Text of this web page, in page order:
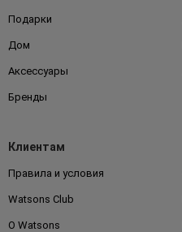
Подарки
Дом
Аксессуары
Бренды
Клиентам
Правила и условия
Watsons Club
О Watsons